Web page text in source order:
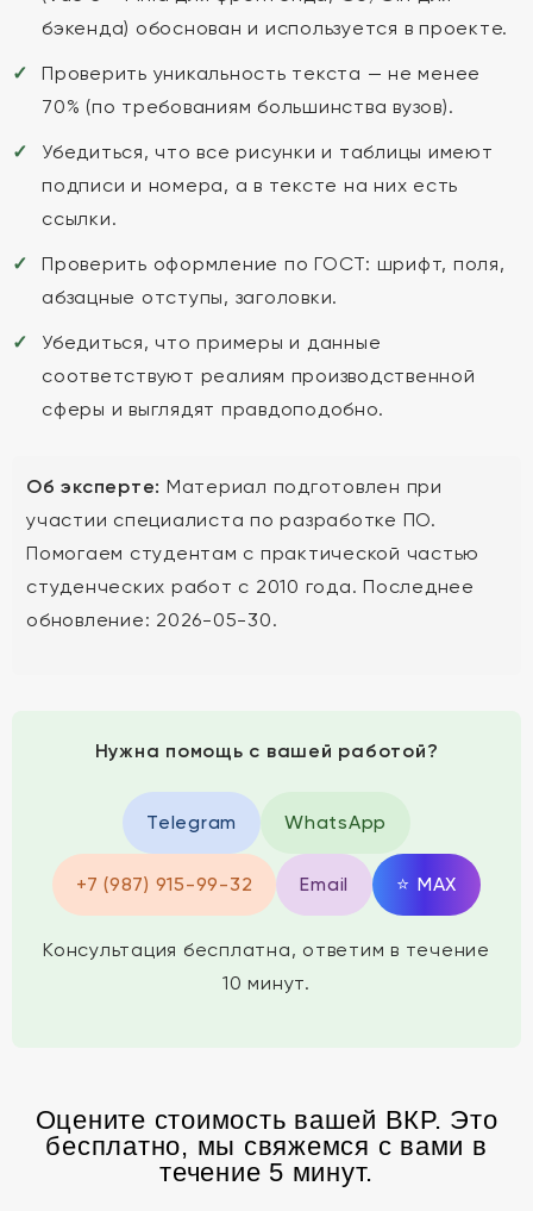
бэкенда) обоснован и используется в проекте.
Проверить уникальность текста — не менее
70% (по требованиям большинства вузов).
Убедиться, что все рисунки и таблицы имеют
подписи и номера, а в тексте на них есть
ссылки.
Проверить оформление по ГОСТ: шрифт, поля,
абзацные отступы, заголовки.
Убедиться, что примеры и данные
соответствуют реалиям производственной
сферы и выглядят правдоподобно.
Об эксперте: Материал подготовлен при
участии специалиста по разработке ПО.
Помогаем студентам с практической частью
студенческих работ с 2010 года. Последнее
обновление: 2026-05-30.
Нужна помощь с вашей работой?
Telegram WhatsApp
+7 (987) 915-99-32 Email ⭐ MAX
Консультация бесплатна, ответим в течение
10 минут.
Оцените стоимость вашей ВКР. Это
бесплатно, мы свяжемся с вами в
течение 5 минут.